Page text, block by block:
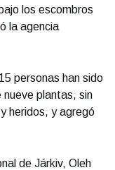
los escombros
la agencia
personas han sido
plantas, sin
heridos, y agregó
de Járkiv, Oleh